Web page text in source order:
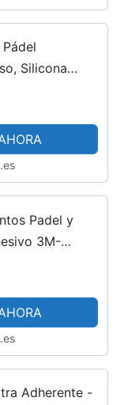
Silicona
Ligero y
Padel y
3M-
a Todas
Accesorios
Adherente -